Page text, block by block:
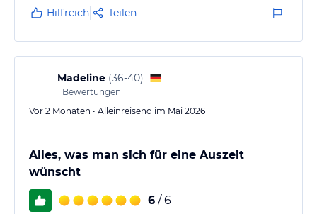
Hilfreich Teilen
Madeline (36-40)
1 Bewertungen
Vor 2 Monaten • Alleinreisend im Mai 2026
Alles, was man sich für eine Auszeit
wünscht
6 / 6